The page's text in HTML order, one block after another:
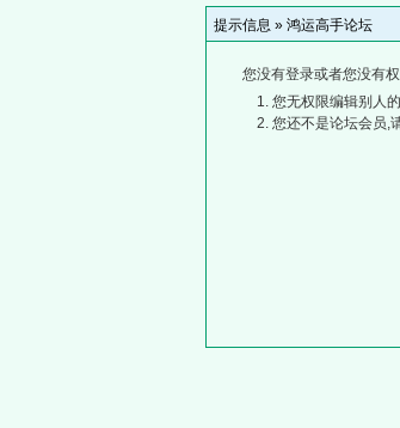
提示信息 » 鸿运高手论坛
您没有登录或者您没有
您无权限编辑别人
您还不是论坛会员,